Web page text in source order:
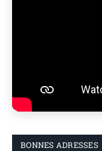
BONNES ADRESSES